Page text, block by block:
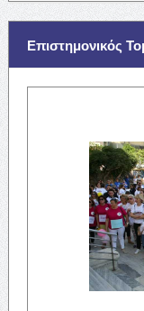
Επιστημονικός